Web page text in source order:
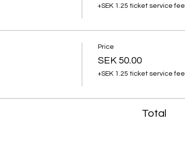
+SEK 1.25 ticket service fee
Price
SEK 50.00
+SEK 1.25 ticket service fee
Total